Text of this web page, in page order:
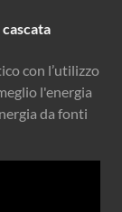
con l’utilizzo
l'energia
da fonti